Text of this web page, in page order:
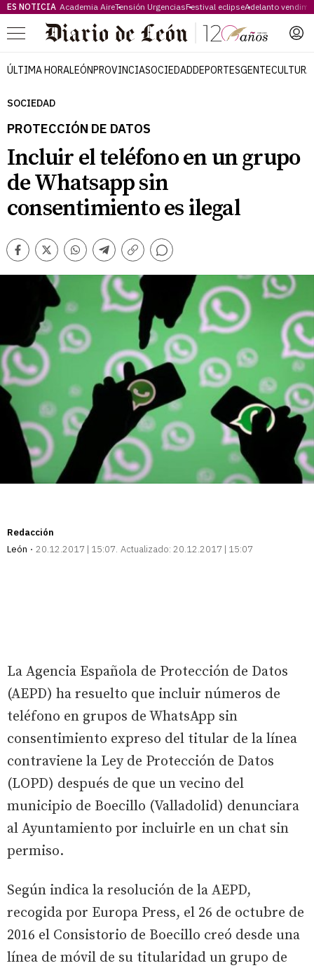
ES NOTICIA Academia AireTensión UrgenciasFestival eclipseAdelanto
Menú
ÚLTIMA HORALEÓNPROVINCIASOCIEDADDEPORTESGENTECULTURA
SOCIEDAD
PROTECCIÓN DE DATOS
Incluir el teléfono en un grupo
de Whatsapp sin
consentimiento es ilegal
Facebook
TwitterWhatsappTelegram
Copiar
Comentarios
Redacción
León
20.12.2017 | 15:07 Actualizado: 20.12.2017 | 15:07
La Agencia Española de Protección de Datos
(AEPD) ha resuelto que incluir números de
teléfono en grupos de WhatsApp sin
consentimiento expreso del titular de la línea
contraviene la Ley de Protección de Datos
(LOPD) después de que un vecino del
municipio de Boecillo (Valladolid) denunciara
al Ayuntamiento por incluirle en un chat sin
permiso.
Según indica la resolución de la AEPD,
recogida por Europa Press, el 26 de octubre de
2016 el Consistorio de Boecillo creó desde una
línea de móvil de su titularidad un grupo de